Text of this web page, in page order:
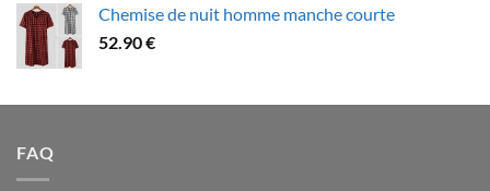
79.90 €
Chemise de nuit homme manche courte
52.90€
FAQ